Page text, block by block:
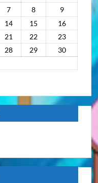
7 8
9
14 15
16
21 22
23
28 29
30